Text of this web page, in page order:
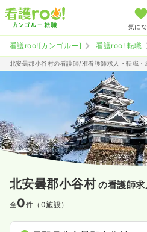
気に
看護roo![カンゴルー] 看護roo! 転職
北安曇郡小谷村の看護師/准看護師求人・転職・
北安曇郡小谷村 の看護師求
全0件（0施設）